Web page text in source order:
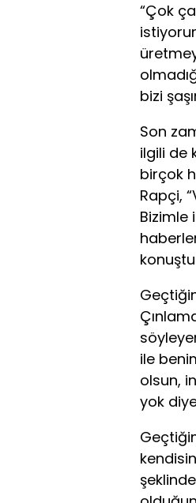
“Çok
bizi
Son
ilgili de
birçok
Rapçi,
Bizimle
ile
olsun,
yok